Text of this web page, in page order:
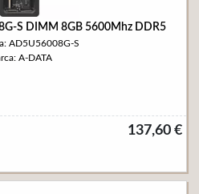
S DIMM 8GB 5600Mhz DDR5
AD5U56008G-S
A-DATA
137,60 €